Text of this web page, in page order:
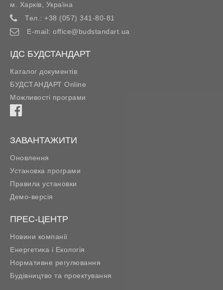
м. Харків
Україна
Тел.: +38 (057) 341-80-81
E-mail: office@budstandart.ua
ІДС БУДСТАНДАРТ
Каталог документів
БУДСТАНДАРТ Online
Можливості програми
ЗАВАНТАЖИТИ
Оновлення
Установка програми
Правила установки
Демо-версія
ПРЕС-ЦЕНТР
Новини компанії
Енергетика і Екологія
Нормативне регулювання
Будівництво та проектування